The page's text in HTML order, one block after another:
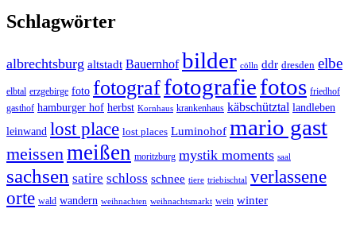
Schlagwörter
albrechtsburg altstadt Bauernhof bilder cölln ddr dresden elbe
elbtal erzgebirge foto fotograffotografiefotos friedhof
gasthof hamburger hof herbst Kornhaus krankenhaus käbschütztal landleben
leinwand lost place lost places Luminohof mario gast
meissen meißen moritzburg mystik moments saal
sachsen satire schloss schnee tiere triebischtal verlassene
orte wald wandern weihnachten weihnachtsmarkt wein winter